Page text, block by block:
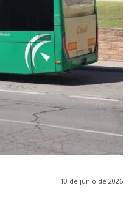
10 de junio de 2026